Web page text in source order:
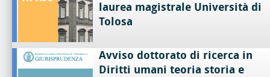
laurea magistrale Università di
Tolosa
Avviso dottorato di ricerca in
Diritti umani teoria storia e